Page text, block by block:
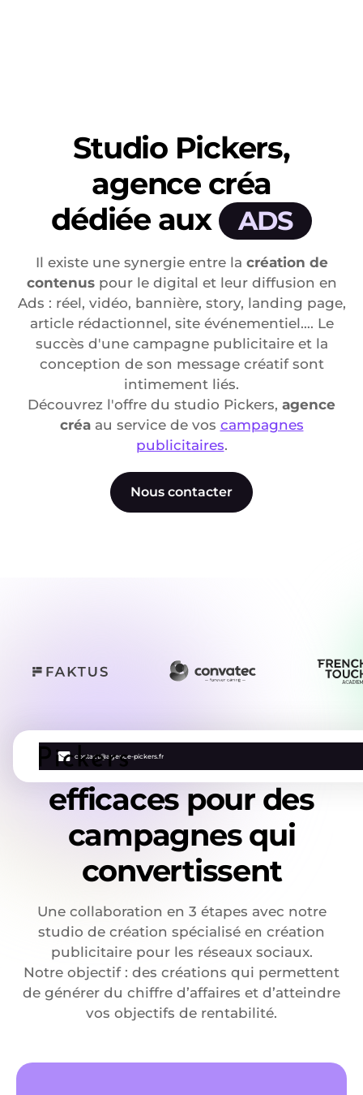
contact@agence-pickers.fr
Studio Pickers,
agence créa
dédiée aux
ADS
Il existe une synergie entre la création de
contenuspour le digital et leur diffusion en
Ads : réel, vidéo, bannière, story, landing page,
article rédactionnel, site événementiel…. Le
succès d'une campagne publicitaire et la
conception de son message créatif sont
intimement liés.
Découvrez l'offre du studio Pickers, agence
créaau service de vos campagnes
publicitaires.
Nous contacter
Des créations
efficaces pour des
campagnes qui
convertissent
Une collaboration en 3 étapes avec notre
studio de création spécialisé en création
publicitaire pour les réseaux sociaux.
Notre objectif : des créations qui permettent
de générer du chiffre d’affaires et d’atteindre
vos objectifs de rentabilité.